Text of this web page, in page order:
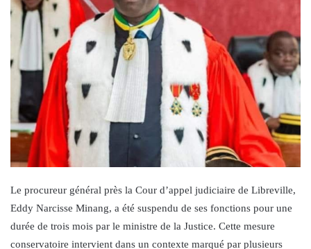
Le procureur général près la Cour d’appel judiciaire de Libreville,
Eddy Narcisse Minang, a été suspendu de ses fonctions pour une
durée de trois mois par le ministre de la Justice. Cette mesure
conservatoire intervient dans un contexte marqué par plusieurs